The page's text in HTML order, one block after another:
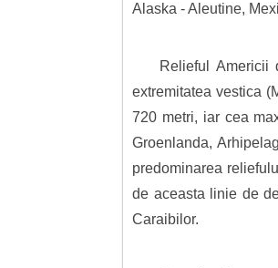
Alaska - Aleutine,
Relieful Americii
extremitatea vestica
720 metri, iar cea
Groenlanda,
predominarea
de aceasta linie de
Caraibilor.